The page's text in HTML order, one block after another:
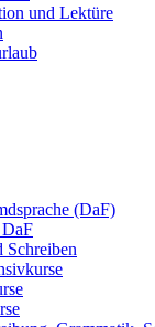
und Lektüre
(DaF)
Schreiben